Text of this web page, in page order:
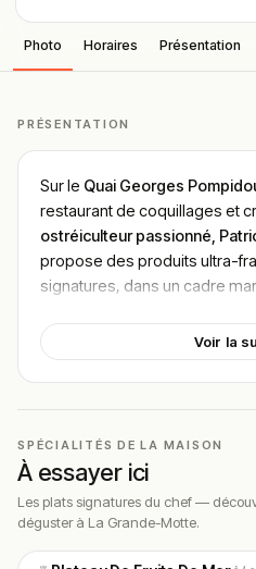
Photo Horaires Présentation
PRÉSENTATION
Sur le Quai Georges
restaurant de coquillages et
ostréiculteur passionné,
propose des produits ultra-
signatures, dans un cadre
Localisation
Accessible à pied depuis le
les bateaux et le quai principal.
La Grande-Motte rayonne
plaisance, de sesplages de
architecturepyramidale
Voir la
SPÉCIALITÉS DE LA MAISON
À essayer ici
Les plats signatures du chef —
déguster à La Grande-Motte.